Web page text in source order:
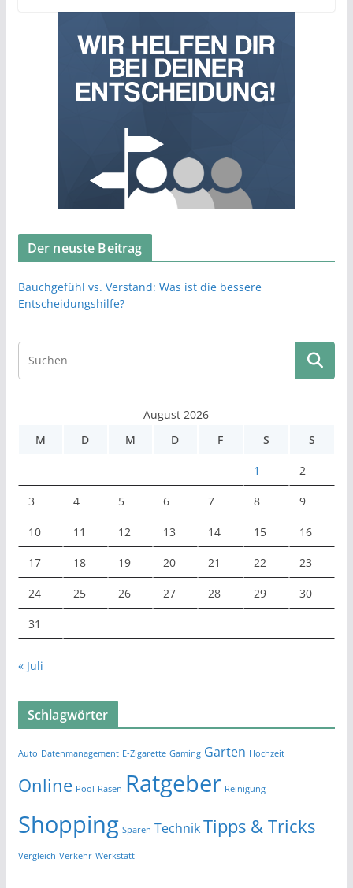
Der neuste Beitrag
Bauchgefühl vs. Verstand: Was ist die bessere
Entscheidungshilfe?
August 2026
M
D M D F S S
1 2
3 4 5 6 7 8 9
10 11 12 13 14 15 16
17 18 19 20 21 22 23
24 25 26 27 28 29 30
31
« Juli
Schlagwörter
Auto Datenmanagement E-Zigarette Gaming Garten Hochzeit
Online Pool Rasen Ratgeber Reinigung
Shopping Sparen TechnikTipps & Tricks
Vergleich Verkehr Werkstatt